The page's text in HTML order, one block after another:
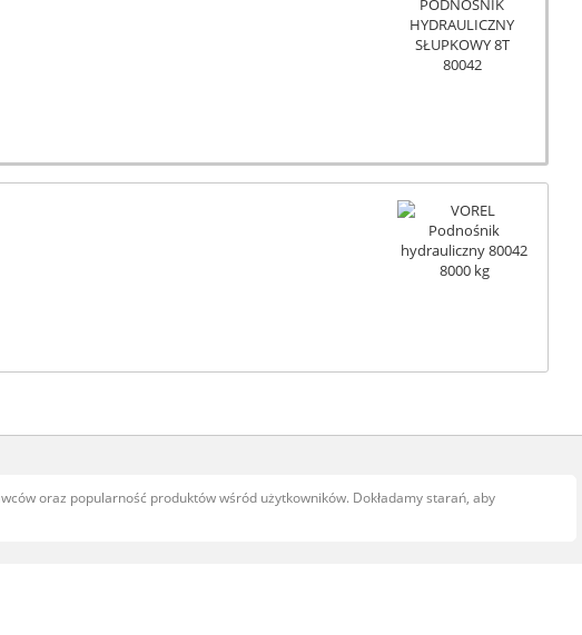
oraz popularność produktów wśród użytkowników. Dokładamy starań, aby